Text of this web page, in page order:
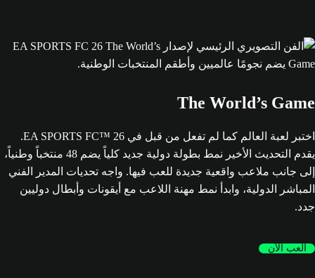
The World’s Game
اختبر لعبة العالم كما لم تفعل من قبل في EA SPORTS FC™ 26.
يقدم التحديث الأخير نمط بطولة دولية جديد كلياً يضم 48 منتخباً وطنياً،
إلى جانب ملاعب واقعية جديدة للعب فيها. واجه تحديات المدير الفني
المباشر الدولية، وابدأ نمط مهنة اللاعب مع أيقونات وأبطال دوليين
جدد.
العب الآن